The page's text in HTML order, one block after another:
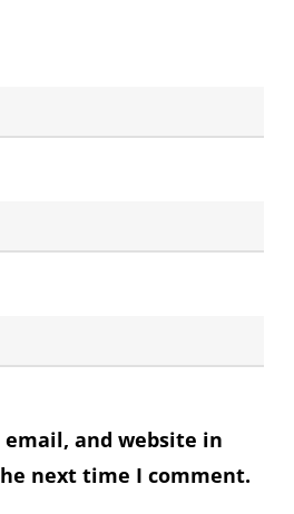
email, and website in
next time I comment.